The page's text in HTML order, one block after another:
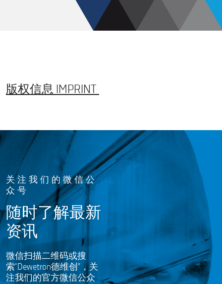
版权信息 IMPRINT
关注我们的微信公
众号
随时了解最新
资讯
微信扫描二维码或搜
索“Dewetron德维创”，关
注我们的官方微信公众